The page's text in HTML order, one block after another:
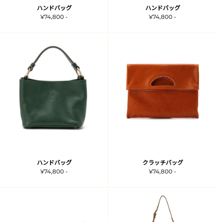
ハンドバッグ
¥74,800 -
ハンドバッグ
¥74,800 -
ハンドバッグ
¥74,800 -
クラッチバッグ
¥74,800 -